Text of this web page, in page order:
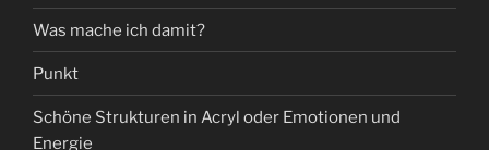
Was mache ich damit?
Punkt
Schöne Strukturen in Acryl oder Emotionen und
Energie